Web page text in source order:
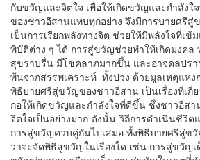
กับขวัญและจิตใจ เพื่อให้เกิดขวัญและกำลัง
ของชาวอีสานแทบทุกอย่าง จึงมีการบายศรี
เป็นการเรียกพลังทางจิต ช่วยให้มีพลังใจที่เ
พิบัติต่าง ๆ ได้ การสู่ขวัญช่วยทำให้เกิดมงคล
สุขราบรื่น มีโชคลาภมากขึ้น และอาจดลปรา
พ้นจากสรรพเคราะห์ ทั้งปวง ด้วยมูลเหตุแห่
พิธีบายศรีสู่ขวัญของชาวอีสาน เป็นเรื่องที่เกี่
ก่อให้เกิดขวัญและกำลังใจที่ดีขึ้น ซึ่งชาวอีส
จิตใจเป็นอย่างมาก ดังนั้น วิถีการดำเนินชีวิต
การสู่ขวัญควบคู่กันไปเสมอ ทั้งพิธีบายศรีสู่ข
ว่าจะจัดพิธีสู่ขวัญในเรื่องใด เช่น การสู่ขวัญ